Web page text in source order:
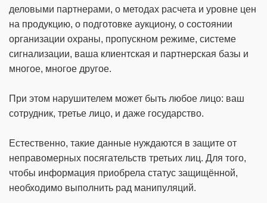
деловыми партнерами, о методах расчета и уровне цен
на продукцию, о подготовке аукциону, о состоянии
организации охраны, пропускном режиме, системе
сигнализации, ваша клиентская и партнерская базы и
многое, многое другое.
При этом нарушителем может быть любое лицо: ваш
сотрудник, третье лицо, и даже государство.
Естественно, такие данные нуждаются в защите от
неправомерных посягательств третьих лиц. Для того,
чтобы информация приобрела статус защищённой,
необходимо выполнить рад манипуляций.